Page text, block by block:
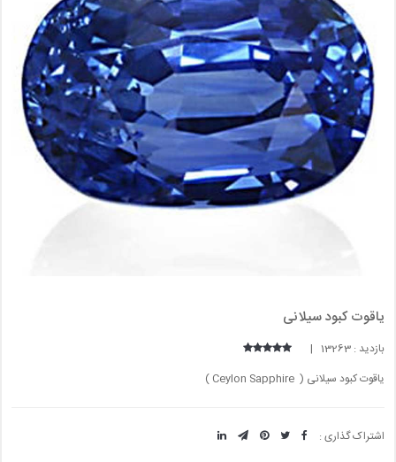
یاقوت کبود سیلانی
بازدید : 13263 |
یاقوت کبود سیلانی ( Ceylon Sapphire )
اشتراک گذاری :